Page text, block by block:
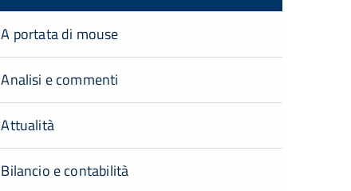
A portata di mouse
Analisi e commenti
Attualità
Bilancio e contabilità